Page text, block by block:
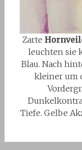
Zarte
leuchten sie
Blau. Nach
kleiner um
Tiefe. Gelbe